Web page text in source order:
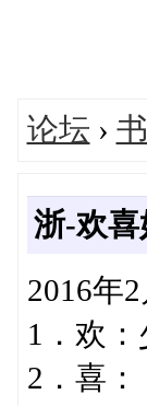
论坛 ›
浙-欢喜
2016年2
1．欢
2．喜：